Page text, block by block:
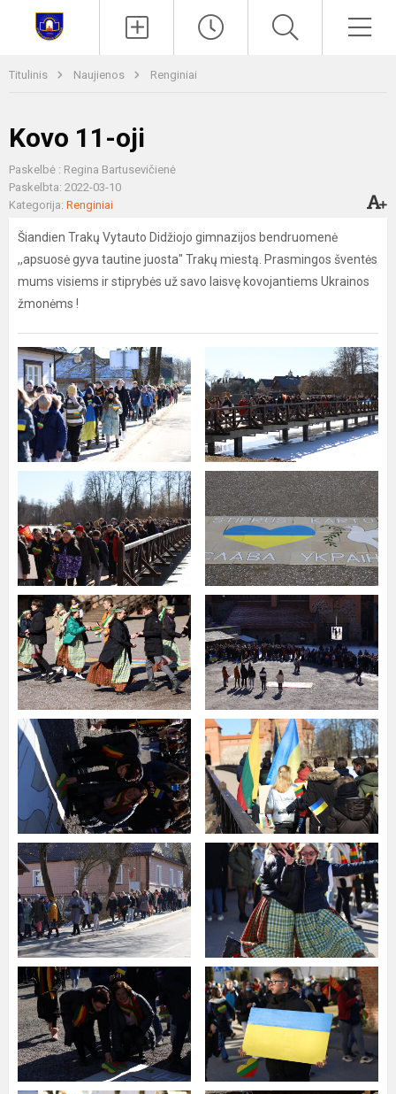
Titulinis Naujienos Renginiai
Kovo 11-oji
Paskelbė : Regina Bartusevičienė
Paskelbta: 2022-03-10
Kategorija: Renginiai
Šiandien Trakų Vytauto Didžiojo gimnazijos bendruomenė
,,apsuosė gyva tautine juosta" Trakų miestą. Prasmingos šventės
mums visiems ir stiprybės už savo laisvę kovojantiems Ukrainos
žmonėms !